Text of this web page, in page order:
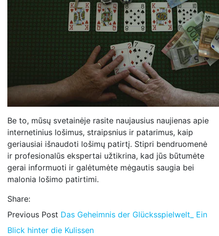
Be to, mūsų svetainėje rasite naujausius naujienas apie
internetinius lošimus, straipsnius ir patarimus, kaip
geriausiai išnaudoti lošimų patirtį. Stipri bendruomenė
ir profesionalūs ekspertai užtikrina, kad jūs būtumėte
gerai informuoti ir galėtumėte mėgautis saugia bei
malonia lošimo patirtimi.
Share:
Previous Post Das Geheimnis der Glücksspielwelt_ Ein
Blick hinter die Kulissen